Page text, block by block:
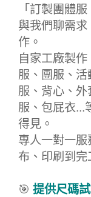
「訂製團體
與我們聊需
作。
自家工廠製
服、團服、
服、背心、
服、包屁衣...
得見。
專人一對一
布、印刷到完
🎯 提供尺碼